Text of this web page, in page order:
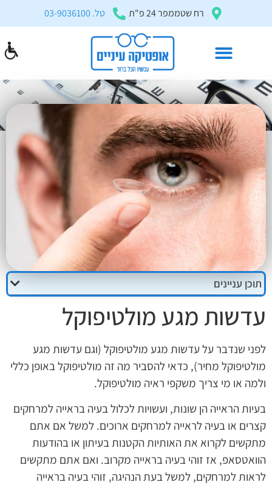
זֶה
"המרכז
הישראלי
לְהַנְגָּשָׁת
אָתָרִים".
הַמְּסַיַּעַת
לִנְגִישׁוּת
הָאֲתָר.
לִפְתִיחַת
תַּפְרִיט
הֵנְּגִישׁוּת
לְחַץ
ALT+0
רח שטממפר 24 פ"ת טל. 03-9036100
עדשות מגע מולטיפוקל
דף הבית »עדשות מגע»עדשות מגע מולטיפוקל
תוכן עניינים
עדשות מגע מולטיפוקל
לפני שנדבר על עדשות מגע מולטיפוקל (וגם עדשות מגע
מולטיפוקל מחיר), כדאי להסביר מה זה מולטיפוקל באופן כללי
ולמה או מי צריך משקפי ראיה מולטיפוקל.
בעיות הראייה הן שונות, ועשויות לכלול בעיה בראייה למרחקים
קצרים או בעיה לראייה למרחקים ארוכים. למשל אם אתם
מתקשים לקרוא את האותיות הקטנות בעיתון או בהודעות
הוואטסאפ, אז זוהי בעיה בראייה מקרוב. ואם אתם מתקשים
לראות למרחקים, למשל בעת הנהיגה, זוהי בעיה בראייה